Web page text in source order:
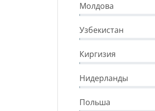
Молдова
Узбекистан
Киргизия
Нидерланды
Польша